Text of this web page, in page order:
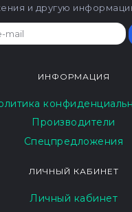
и другую
ИНФОРМАЦИЯ
Производители
Спецпредложения
ЛИЧНЫЙ КАБИНЕТ
Личный кабинет